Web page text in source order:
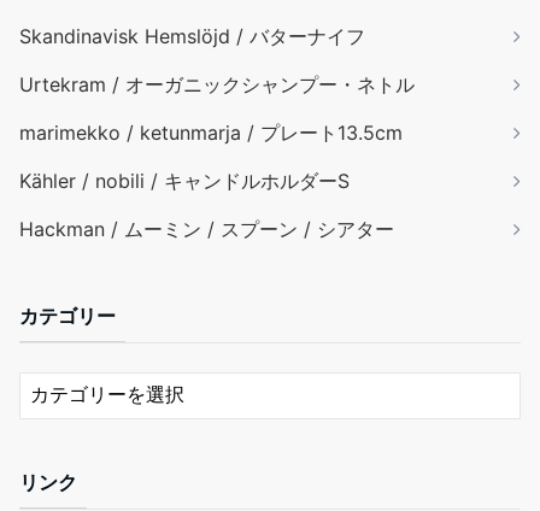
Skandinavisk Hemslöjd / バターナイフ
Urtekram / オーガニックシャンプー・ネトル
marimekko / ketunmarja / プレート13.5cm
Kähler / nobili / キャンドルホルダーS
Hackman / ムーミン / スプーン / シアター
カテゴリー
リンク